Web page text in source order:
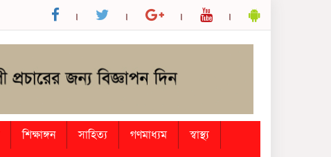
শিক্ষাঙ্গন সাহিত্য গণমাধ্যম
স্বাস্থ্য